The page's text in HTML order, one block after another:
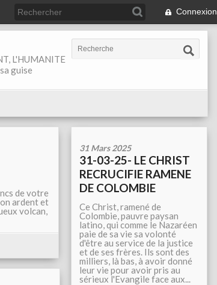
Connexion
L'HUMANITE
guise
de votre
ardent et
volcan,
31 Mars 2025
31-03-25- LE CHRIST
RECRUCIFIE RAMENE
DE COLOMBIE
Ce Christ, ramené de
Colombie, pauvre paysan
latino, qui comme le Nazaréen
paie de sa vie sa volonté
d'être au service de la justice
et de ses frères. Ils sont des
milliers, là bas, à avoir donné
leur vie pour avoir pris au
sérieux l'Evangile face aux...